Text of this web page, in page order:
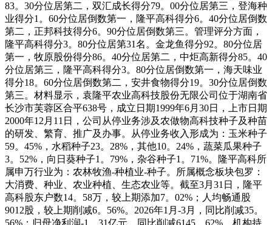
83。30分位居第二，双汇成长得分79。00分位居第三，登海种
业得分1。60分位居倒数第一，隆平高科得分6。40分位居倒数
第二，正邦科技得分6。90分位居倒数第三。管理评分方面，
隆平高科得分3。80分位居第31名。金龙鱼得分92。80分位居
第一，牧原股份得分86。40分位居第二，中炬高新得分85。40
分位居第三，隆平高科得分3。80分位居倒数第一，海天味业
得分18。60分位居倒数第二，安井食物得分19。30分位居倒数
第三。材料显示，袁隆平农业高科技股份无限公司位于湖南省
长沙市芙蓉区合平638号，成立日期1999年6月30日，上市日期
2000年12月11日，公司从停业务涉及农做物高科技种子及种苗
的研发、繁育、推广及办事。从停业务收入形成为：玉米种子
59。45%，水稻种子23。28%，其他10。24%，蔬菜瓜果种子
3。52%，向日葵种子1。79%，杂谷种子1。71%。隆平高科所
属申万行业为：农林牧渔-种植业-种子。所属概念板块包罗：
大消费、种业、农业种植、生态农业等。截至3月31日，隆平
高科股东户数14。58万，较上期添加7。02%；人均畅通股
9012股，较上期削减6。56%。2026年1月-3月，同比削减35。
56%；归母净利润-1。31亿元，同比削减6145。62%。机构持